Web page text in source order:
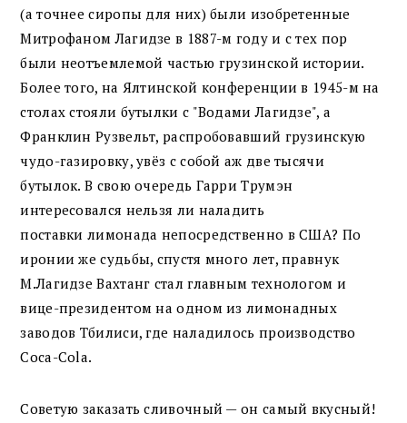
(а точнее сиропы для них) были изобретенные
Митрофаном Лагидзе в 1887-м году и с тех пор
были неотъемлемой частью грузинской истории.
Более того, на Ялтинской конференции в 1945-м на
столах стояли бутылки с "Водами Лагидзе", а
Франклин Рузвельт, распробовавший грузинскую
чудо-газировку, увёз с собой аж две тысячи
бутылок. В свою очередь Гарри Трумэн
интересовался нельзя ли наладить
поставки лимонада непосредственно в США? По
иронии же судьбы, спустя много лет, правнук
М.Лагидзе Вахтанг стал главным технологом и
вице-президентом на одном из лимонадных
заводов Тбилиси, где наладилось производство
Coca-Cola.
Советую заказать сливочный — он самый вкусный!